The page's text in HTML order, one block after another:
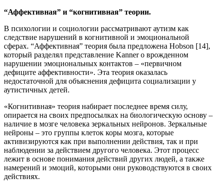
“Аффективная” и “когнитивная” теории.
В психологии и социологии рассматривают аутизм как
следствие нарушений в когнитивной и эмоциональной
сферах. “Аффективная” теория была предложена Hobson [14],
который разделял представление Kanner о врожденном
нарушении эмоциональных контактов – «первичном
дефиците аффективности». Эта теория оказалась
недостаточной для объяснения дефицита социализации у
аутистичных детей.
«Когнитивная» теория набирает последнее время силу,
опирается на своих предпосылках на биологическую основу –
наличие в мозге человека зеркальных нейронов. Зеркальные
нейроны – это группы клеток коры мозга, которые
активизируются как при выполнении действия, так и при
наблюдении за действием другого человека. Этот процесс
лежит в основе понимания действий других людей, а также
намерений и эмоций, которыми они руководствуются в своих
действиях.